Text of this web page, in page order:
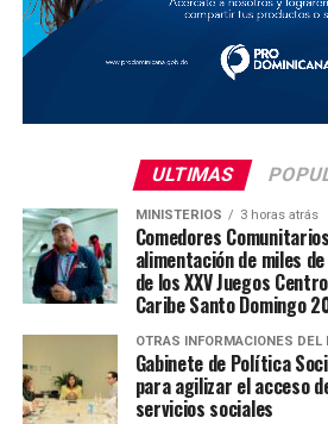
ULTIMAS
MINISTERIOS 3 horas atrás
Comedores
alimentación de miles
de los XXV Juegos
Caribe Santo Domingo
OTRAS INFORMACIONES DEL
Gabinete de Política
para agilizar el acceso
servicios sociales